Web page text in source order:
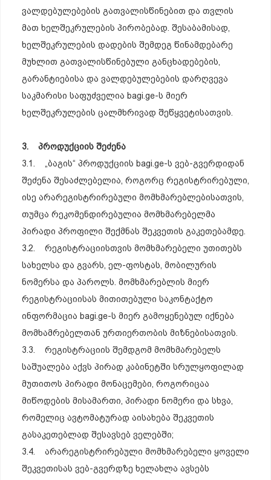
ვალდებულებების გათვალისწინებით და თვლის
მათ ხელშეკრულების პირობებად. შესაბამისად,
ხელშეკრულების დადების შემდეგ წინამდებარე
მუხლით გათვალისწინებული განცხადებების,
გარანტიებისა და ვალდებულებების დარღვევა
საკმარისი საფუძველია bagi.ge-ს მიერ
ხელშეკრულების ცალმხრივად შეწყვეტისათვის.
3. პროდუქციის შეძენა
3.1. „ბაგის“ პროდუქციის bagi.ge-ს ვებ-გვერდიდან
შეძენა შესაძლებელია, როგორც რეგისტრირებული,
ისე არარეგისტრირებული მომხმარებლებისათვის,
თუმცა რეკომენდირებულია მომხმარებელმა
პირადი პროფილი შექმნას შეკვეთის გაკეთებამდე.
3.2. რეგისტრაციისთვის მომხმარებელი უთითებს
სახელსა და გვარს, ელ-ფოსტას, მობილურის
ნომერსა და პაროლს. მომხმარებლის მიერ
რეგისტრაციისას მითითებული საკონტაქტო
ინფორმაცია bagi.ge-ს მიერ გამოყენებულ იქნება
მომხამრებელთან ურთიერთობის მიზნებისათვის.
3.3. რეგისტრაციის შემდგომ მომხმარებელს
საშუალება აქვს პირად კაბინეტში სრულყოფილად
მუთითოს პირადი მონაცემები, როგორიცაა
მიწოდების მისამართი, პირადი ნომერი და სხვა,
რომელიც ავტომატურად აისახება შეკვეთის
გასაკეთებლად შესავსებ ველებში;
3.4. არარეგისტრირებული მომხმარებელი ყოველი
შეკვეთისას ვებ-გვერდზე ხელახლა ავსებს